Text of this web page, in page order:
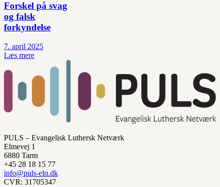
Forskel på svag
og falsk
forkyndelse
7. april 2025
Læs mere
PULS – Evangelisk Luthersk Netværk
Elmevej 1
6880 Tarm
+45 28 18 15 77
info@puls-eln.dk
CVR: 31705347